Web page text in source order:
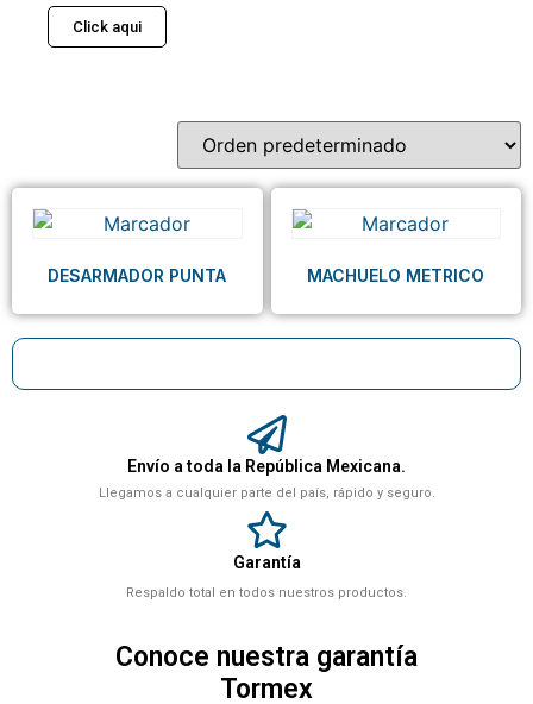
Envío a toda la República Mexicana.
Llegamos a cualquier parte del país, rápido y seguro.
Garantía
Respaldo total en todos nuestros productos.
Conoce nuestra garantía
Tormex
Click aqui
DESARMADOR PUNTA MACHUELO METRICO